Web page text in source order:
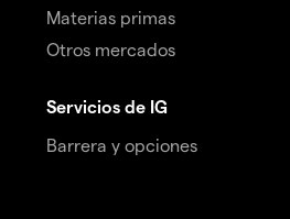
Materias primas
Otros mercados
Servicios de IG
Barrera y opciones